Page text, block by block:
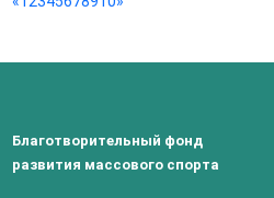
Благотворительный фонд
развития массового спорта